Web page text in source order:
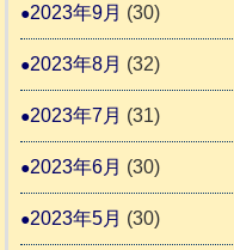
2023年9月 (30)
2023年8月 (32)
2023年7月 (31)
2023年6月 (30)
2023年5月 (30)